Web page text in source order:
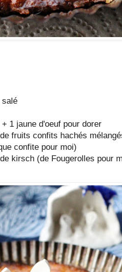
salé
1 jaune d'oeuf pour dorer
fruits confits hachés
confite pour moi)
kirsch (de Fougerolles pour